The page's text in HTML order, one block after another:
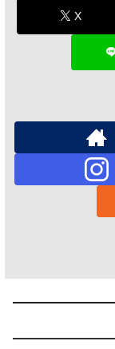
X